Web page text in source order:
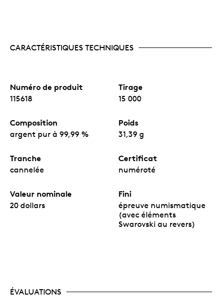
CARACTÉRISTIQUES TECHNIQUES
Numéro de produit
115618
Tirage
15 000
Composition
argent pur à 99,99 %
Poids
31,39 g
Tranche
cannelée
Certificat
numéroté
Valeur nominale
20 dollars
Fini
épreuve numismatique
(avec éléments
Swarovski au revers)
ÉVALUATIONS